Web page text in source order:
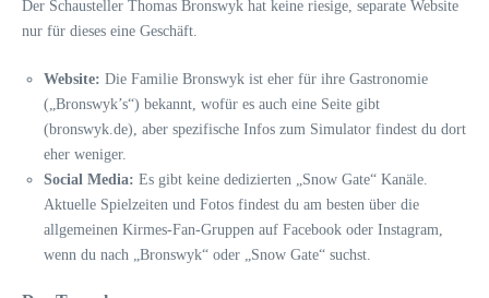
Der Schausteller Thomas Bronswyk hat keine riesige, separate Website
nur für dieses eine Geschäft.
Website: Die Familie Bronswyk ist eher für ihre Gastronomie
(„Bronswyk’s“) bekannt, wofür es auch eine Seite gibt
(bronswyk.de), aber spezifische Infos zum Simulator findest du dort
eher weniger.
Social Media: Es gibt keine dedizierten „Snow Gate“ Kanäle.
Aktuelle Spielzeiten und Fotos findest du am besten über die
allgemeinen Kirmes-Fan-Gruppen auf Facebook oder Instagram,
wenn du nach „Bronswyk“ oder „Snow Gate“ suchst.